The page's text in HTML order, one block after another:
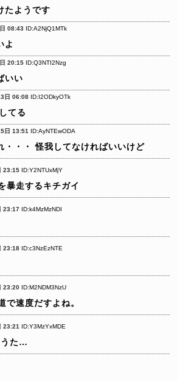
たようです
08:43 ID:A2NjQ1MTk
よ
20:15 ID:Q3NTI2Nzg
いい
日 06:08 ID:I2ODkyOTk
てる
日 13:51 ID:AyNTEwODA
・・・ 怪我してなければいいけど
23:15 ID:Y2NTUxMjY
暴走するキチガイ
23:17 ID:k4MzMzNDI
23:18 ID:c3NzEzNTE
23:20 ID:M2NDM3NzU
で速度だすよね。
23:21 ID:Y3MzYxMDE
うた…